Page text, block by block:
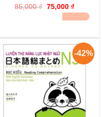
0
trên
0
giá
85,000₫ Giá
75,000 ₫Giá
hiện
tại
-42%